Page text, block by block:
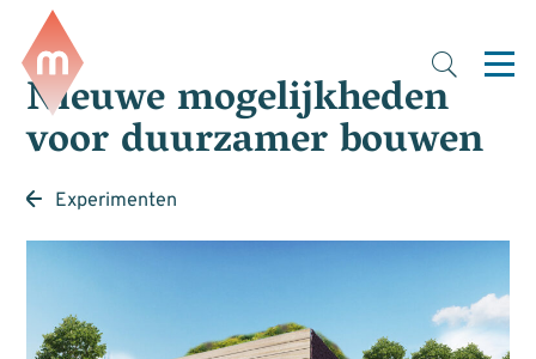
Nieuwe mogelijkheden
voor duurzamer bouwen
Experimenten